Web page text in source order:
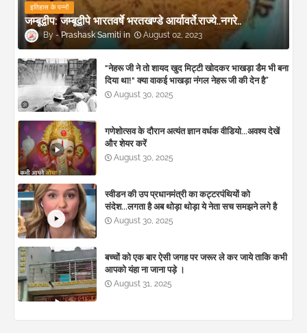
इतिहास के पन्नों
जम्बूद्वीप: जम्बूद्वीपे भारतवर्षे भरतखण्डे आर्यावर्ते.राज्ये..नगरे..
Prashask Samiti August 02, 2023
"नेहरू जी ने तो शायद खुद मिट्टी खोदकर भाखड़ा डैम भी बना
दिया था!" क्या वाकई भाखड़ा नंगल नेहरू जी की देन है”
August 30, 2025
गणेशोत्सव के दौरान अत्यंत ज्ञान वर्धक वीडियो...अवश्य देखें
और शेयर करें
August 30, 2025
स्वीडन की उप प्रधानमंत्री का कट्टरपंथियों को
संदेश...लगता है अब थोड़ा थोड़ा ये नेता सच समझने लगे है
August 30, 2025
बच्चों को एक बार ऐसी जगह पर जरूर ले कर जाये ताकि कभी
आपको यंहा ना जाना पड़े ।
August 31, 2025